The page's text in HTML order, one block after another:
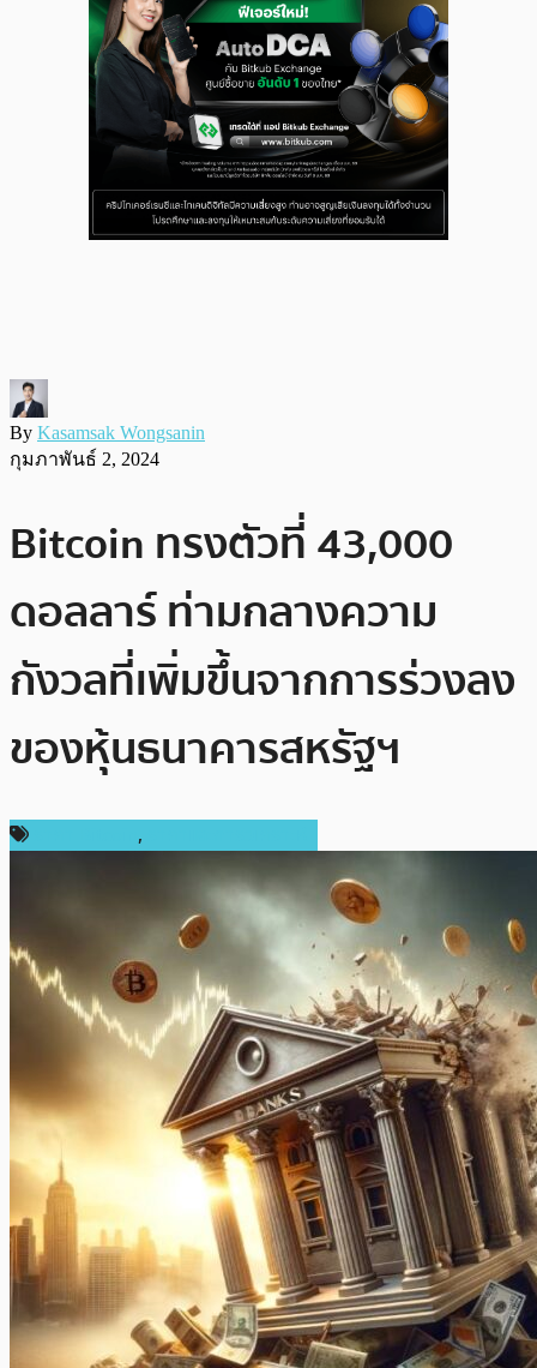
By Kasamsak Wongsanin
กุมภาพันธ์ 2, 2024
Bitcoin ทรงตัวที่ 43,000
ดอลลาร์ ท่ามกลางความ
กังวลที่เพิ่มขึ้นจากการร่วงลง
ของหุ้นธนาคารสหรัฐฯ
,